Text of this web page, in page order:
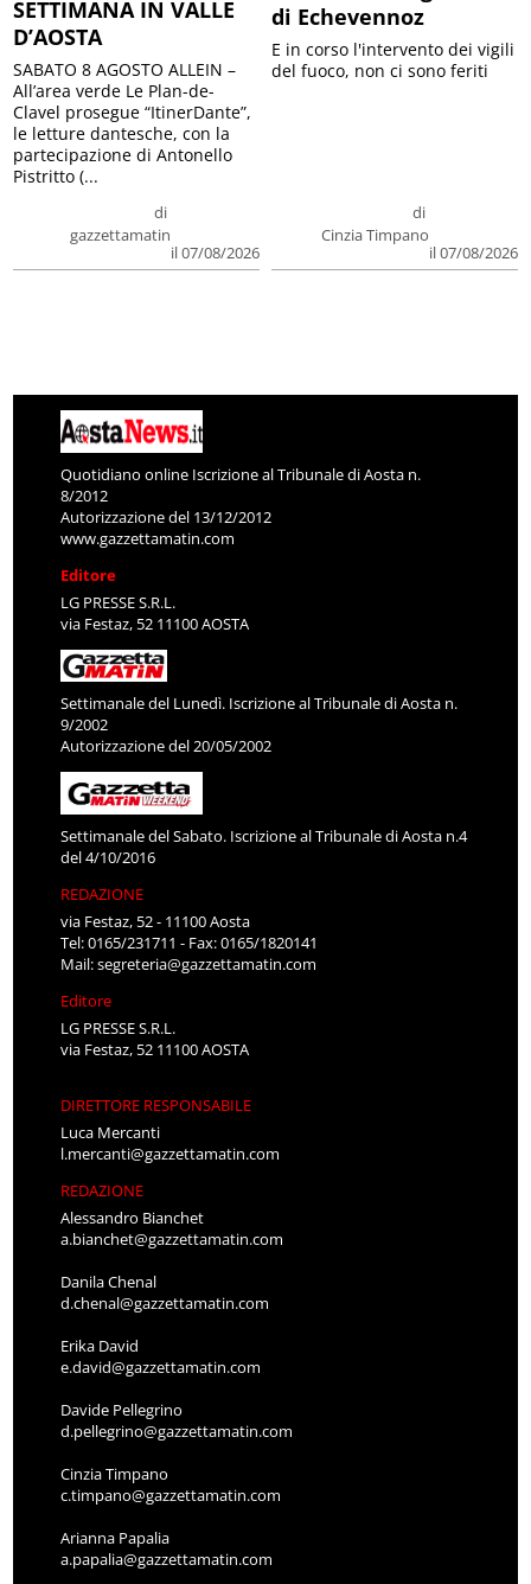
SETTIMANA IN VALLE
D’AOSTA
di
gazzettamatin
il 07/08/2026
SABATO 8 AGOSTO ALLEIN –
All’area verde Le Plan-de-
Clavel prosegue “ItinerDante”,
le letture dantesche, con la
partecipazione di Antonello
Pistritto (...
di Echevennoz
di
Cinzia Timpano
il 07/08/2026
E in corso l'intervento dei vigili
del fuoco, non ci sono feriti
Quotidiano online Iscrizione al Tribunale di Aosta n.
8/2012
Autorizzazione del 13/12/2012
www.gazzettamatin.com
Editore
LG PRESSE S.R.L.
via Festaz, 52 11100 AOSTA
Settimanale del Lunedì. Iscrizione al Tribunale di Aosta n.
9/2002
Autorizzazione del 20/05/2002
Settimanale del Sabato. Iscrizione al Tribunale di Aosta n.4
del 4/10/2016
REDAZIONE
via Festaz, 52 - 11100 Aosta
Tel: 0165/231711 - Fax: 0165/1820141
Mail:segreteria@gazzettamatin.com
Editore
LG PRESSE S.R.L.
via Festaz, 52 11100 AOSTA
DIRETTORE RESPONSABILE
Luca Mercanti
l.mercanti@gazzettamatin.com
REDAZIONE
Alessandro Bianchet
a.bianchet@gazzettamatin.com
Danila Chenal
d.chenal@gazzettamatin.com
Erika David
e.david@gazzettamatin.com
Davide Pellegrino
d.pellegrino@gazzettamatin.com
Cinzia Timpano
c.timpano@gazzettamatin.com
Arianna Papalia
a.papalia@gazzettamatin.com